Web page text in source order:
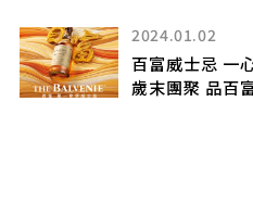
2024.01.02
百富威士忌 一
歲末團聚 品百